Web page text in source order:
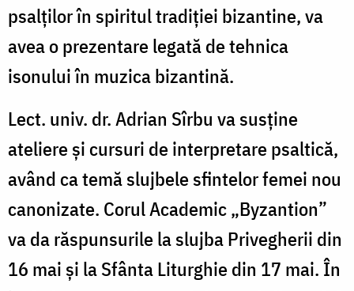
psalților în spiritul tradiției bizantine, va
avea o prezentare legată de tehnica
isonului în muzica bizantină.
Lect. univ. dr. Adrian Sîrbu va susține
ateliere și cursuri de interpretare psaltică,
având ca temă slujbele sfintelor femei nou
canonizate. Corul Academic „Byzantion”
va da răspunsurile la slujba Privegherii din
16 mai și la Sfânta Liturghie din 17 mai. În